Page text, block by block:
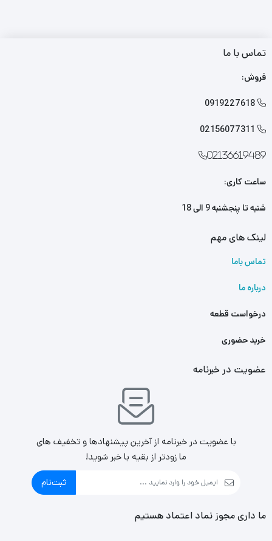
تماس با ما
فروش:

0919227618

02156077311
02136619489
ساعت کاری:
شنبه تا پنجشنبه 9 الی 18
لینک های مهم
تماس باما
درباره ما
درخواست قطعه
خرید حضوری
عضویت در خبرنامه
با عضویت در خبرنامه از آخرین پیشنهادها و تخفیف های
ما زودتر از بقیه با خبر شوید!
ثبت‌نام
ما داری مجوز نماد اعتماد هستیم